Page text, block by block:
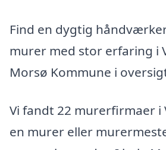
Find en dygtig
murer med stor erfaring i
Morsø Kommune i
Vi fandt 22 murerfirmaer i
en murer eller